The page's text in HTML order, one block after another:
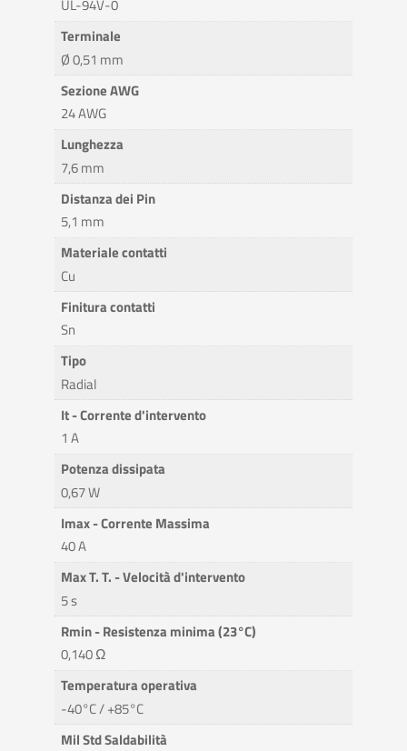
UL-94V-0
Terminale
Ø 0,51 mm
Sezione AWG
24 AWG
Lunghezza
7,6 mm
Distanza dei Pin
5,1 mm
Materiale contatti
Cu
Finitura contatti
Sn
Tipo
Radial
It - Corrente d'intervento
1 A
Potenza dissipata
0,67 W
Imax - Corrente Massima
40 A
Max T. T. - Velocità d'intervento
5 s
Rmin - Resistenza minima (23°C)
0,140 Ω
Temperatura operativa
-40°C / +85°C
Mil Std Saldabilità